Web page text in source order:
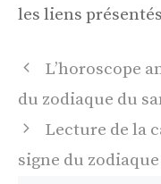
les liens
Navigation
des
L’horoscope
du zodiaque du
Lecture de la
signe du